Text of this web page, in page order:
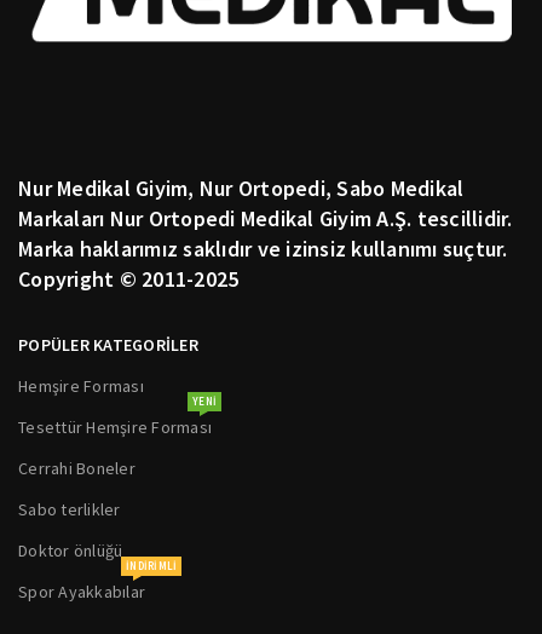
Nur Medikal Giyim, Nur Ortopedi, Sabo Medikal
Markaları Nur Ortopedi Medikal Giyim A.Ş. tescillidir.
Marka haklarımız saklıdır ve izinsiz kullanımı suçtur.
Copyright © 2011-2025
POPÜLER KATEGORİLER
Hemşire Forması
Tesettür Hemşire Forması
YENI
Cerrahi Boneler
Sabo terlikler
Doktor önlüğü
Spor Ayakkabılar
INDIRIMLI